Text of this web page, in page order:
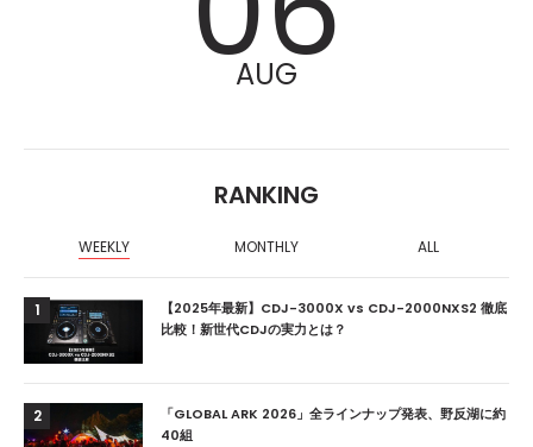
AUG
RANKING
WEEKLY MONTHLY ALL
1
【2025年最新】CDJ-3000X vs CDJ-2000NXS2 徹底
比較！新世代CDJの実力とは？
2
「GLOBAL ARK 2026」全ラインナップ発表、野反湖に約
40組